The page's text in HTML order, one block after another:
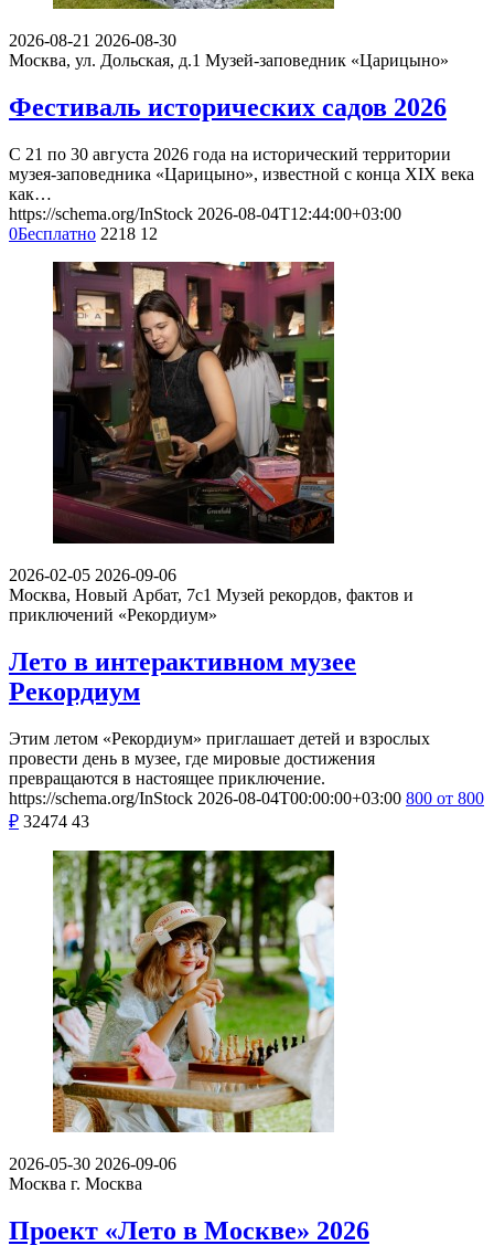
2026-08-21 2026-08-30
Москва, ул. Дольская, д.1 Музей-заповедник «Царицыно»
Фестиваль исторических садов 2026
С 21 по 30 августа 2026 года на исторический территории
музея-заповедника «Царицыно», известной с конца XIX века
как…
https://schema.org/InStock 2026-08-04T12:44:00+03:00
0Бесплатно 2218 12
2026-02-05 2026-09-06
Москва, Новый Арбат, 7с1 Музей рекордов, фактов и
приключений «Рекордиум»
Лето в интерактивном музее
Рекордиум
Этим летом «Рекордиум» приглашает детей и взрослых
провести день в музее, где мировые достижения
превращаются в настоящее приключение.
https://schema.org/InStock 2026-08-04T00:00:00+03:00 800 от 800
₽ 32474 43
2026-05-30 2026-09-06
Москва г. Москва
Проект «Лето в Москве» 2026